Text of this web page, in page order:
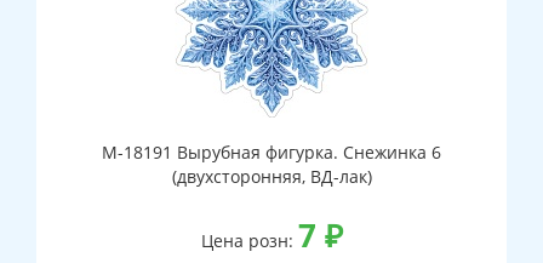
М-18191 Вырубная фигурка. Снежинка 6
(двухсторонняя, ВД-лак)
Цена розн: 7 ₽